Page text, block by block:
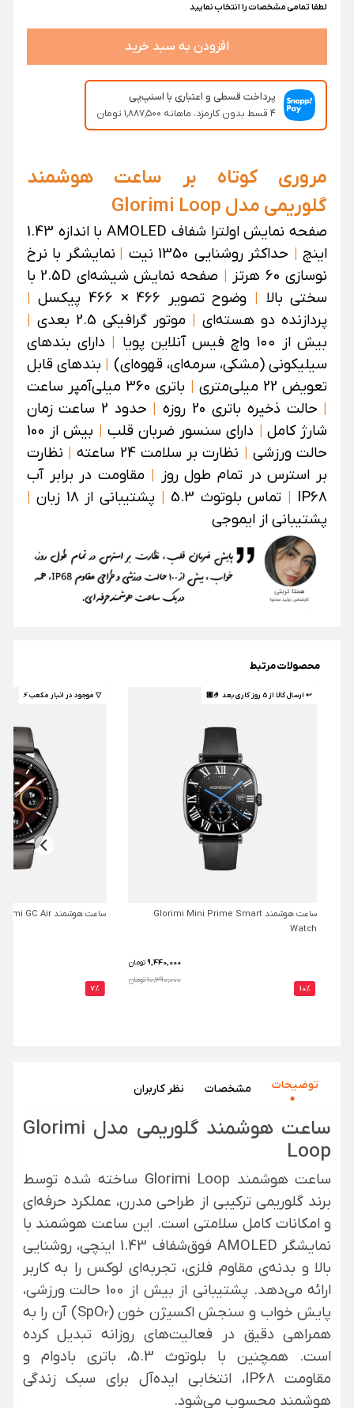
لطفا تمامی مشخصات را انتخاب نمایید
افزودن به سبد خرید
پرداخت قسطی و اعتباری با اسنپ‌پی
۴ قسط بدون کارمزد، ماهانه ۱٬۸۸۷٬۵۰۰ تومان
مروری کوتاه بر ساعت هوشمند
گلوریمی مدل Glorimi Loop
صفحه نمایش اولترا شفاف AMOLED با اندازه 1.43
اینچ
حداکثر روشنایی 1350 نیت
نمایشگر با نرخ
نوسازی 60 هرتز
صفحه نمایش شیشه‌ای 2.5D با
سختی بالا
وضوح تصویر 466 × 466 پیکسل
پردازنده دو هسته‌ای
موتور گرافیکی 2.5 بعدی
بیش از ۱۰۰ واچ فیس آنلاین پویا
دارای بندهای
سیلیکونی (مشکی، سرمه‌ای، قهوه‌ای)
بندهای قابل
تعویض 22 میلی‌متری
باتری 360 میلی‌آمپر ساعت
حالت ذخیره باتری 20 روزه
حدود 2 ساعت زمان
شارژ کامل
دارای سنسور ضربان قلب
بیش از 100
حالت ورزشی
نظارت بر سلامت 24 ساعته
نظارت
بر استرس در تمام طول روز
مقاومت در برابر آب
IP68
تماس بلوتوث 5.3 پشتیبانی از 18 زبان
پشتیبانی از ایموجی
محصولات مرتبط
↩ ارسال کالا از 5 روز کاری بعد 🤌🏼
ساعت هوشمند Glorimi Mini Prime Smart
Watch
9,440,000تومان
10,390,000 تومان
10%
▽ موجود در انبار مکعب ⚡️
ساعت هوشمند Glorimi GC Air
7%
توضیحات مشخصات نظر‌ کاربران
ساعت هوشمند گلوریمی مدل Glorimi
Loop
ساعت هوشمند Glorimi Loop ساخته شده توسط
برند گلوریمیترکیبی از طراحی مدرن، عملکرد حرفه‌ای
و امکانات کامل سلامتی است. این ساعت هوشمند با
نمایشگر AMOLED فوق‌شفاف 1.43 اینچی، روشنایی
بالا و بدنه‌ی مقاوم فلزی، تجربه‌ای لوکس را به کاربر
ارائه می‌دهد. پشتیبانی از بیش از 100 حالت ورزشی،
پایش خواب و سنجش اکسیژن خون (SpO₂) آن را به
همراهی دقیق در فعالیت‌های روزانه تبدیل کرده
است. همچنین با بلوتوث 5.3، باتری بادوام و
مقاومت IP68، انتخابی ایده‌آل برای سبک زندگی
هوشمند محسوب می‌شود.